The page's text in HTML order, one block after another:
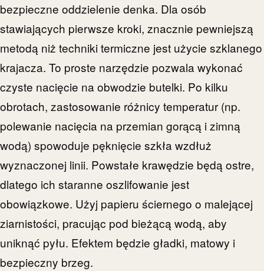
bezpieczne oddzielenie denka. Dla osób
stawiających pierwsze kroki, znacznie pewniejszą
metodą niż techniki termiczne jest użycie szklanego
krajacza. To proste narzędzie pozwala wykonać
czyste nacięcie na obwodzie butelki. Po kilku
obrotach, zastosowanie różnicy temperatur (np.
polewanie nacięcia na przemian gorącą i zimną
wodą) spowoduje pęknięcie szkła wzdłuż
wyznaczonej linii. Powstałe krawędzie będą ostre,
dlatego ich staranne oszlifowanie jest
obowiązkowe. Użyj papieru ściernego o malejącej
ziarnistości, pracując pod bieżącą wodą, aby
uniknąć pyłu. Efektem będzie gładki, matowy i
bezpieczny brzeg.